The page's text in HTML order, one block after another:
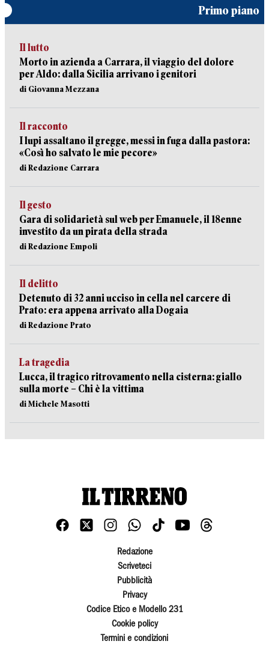
Primo piano
Il lutto
Morto in azienda a Carrara, il viaggio del dolore
per Aldo: dalla Sicilia arrivano i genitori
di Giovanna Mezzana
Il racconto
I lupi assaltano il gregge, messi in fuga dalla pastora:
«Così ho salvato le mie pecore»
di Redazione Carrara
Il gesto
Gara di solidarietà sul web per Emanuele, il 18enne
investito da un pirata della strada
di Redazione Empoli
Il delitto
Detenuto di 32 anni ucciso in cella nel carcere di
Prato: era appena arrivato alla Dogaia
di Redazione Prato
La tragedia
Lucca, il tragico ritrovamento nella cisterna: giallo
sulla morte – Chi è la vittima
di Michele Masotti
Redazione
Scriveteci
Pubblicità
Privacy
Codice Etico e Modello 231
Cookie policy
Termini e condizioni